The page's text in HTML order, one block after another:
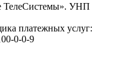
УНП
платежных услуг:
0-0-9